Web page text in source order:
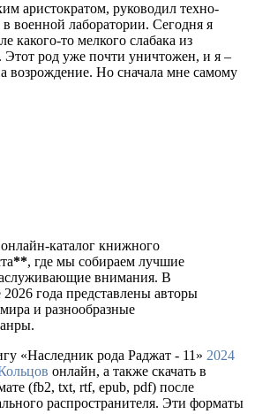
аристократом, руководил техно-
военной лаборатории. Сегодня я
какого-то мелкого слабака из
Этот род уже почти уничтожен, и я –
возрождение. Но сначала мне самому
каталог книжного
**, где мы собираем лучшие
внимания. В
года представлены авторы
и разнообразные
«Наследник рода Раджат - 11» 2024
онлайн, а также скачать в
(fb2, txt, rtf, epub, pdf) после
распространителя. Эти форматы